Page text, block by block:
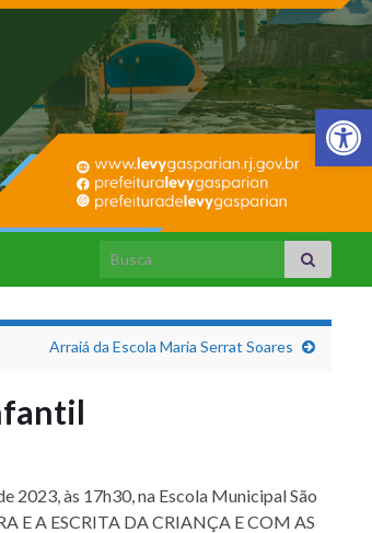
Barra de
Search for:
Arraiá da Escola Maria Serrat Soares
2023, às 17h30, na Escola Municipal São
E A ESCRITA DA CRIANÇA E COM AS